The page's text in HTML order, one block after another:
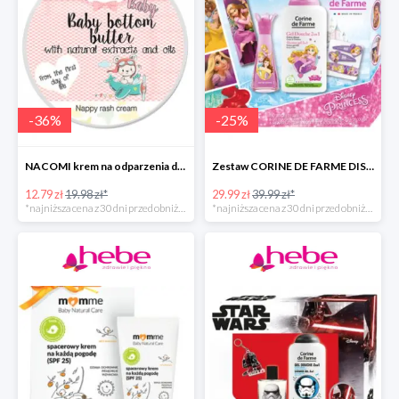
-36%
NACOMI krem na odparzenia dla dzieci
12.79 zł19.98 zł*
-25%
Zestaw CORINE DE FARME DISNEY PRINCESS
29.99 zł39.99 zł*